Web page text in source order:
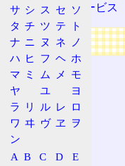
一般専用サービス
広告
サ シ ス セ ソ
タ チ ツ テ
ト
ナ ニ ヌ ネ
ノ
ハ ヒ フ ヘ ホ
マ ミ ム メ
モ
ヤ
ユ
ヨ
ラ
リ ル レ ロ
ワ ヰ ヴ ヱ
ヲ
ン
A B C D
E